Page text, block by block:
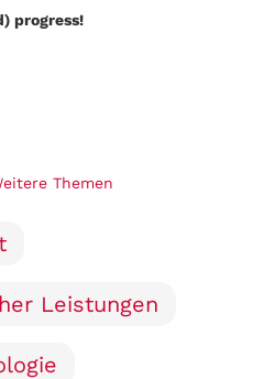
progress!
Themen
Leistungen